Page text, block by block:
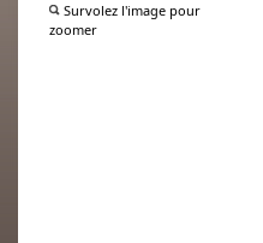
Survolez l'image pour
zoomer